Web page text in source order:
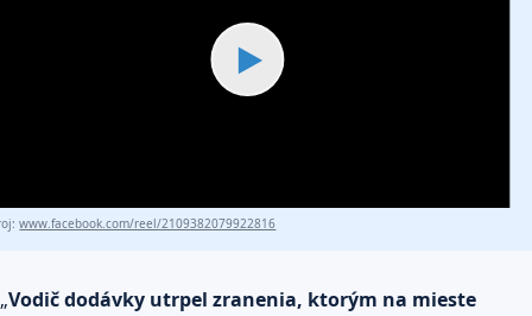
▶
www.facebook.com/reel/2109382079922816
„Vodič dodávky utrpel zranenia, ktorým na mieste